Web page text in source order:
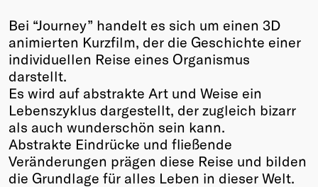
Bei “Journey” handelt es sich um einen 3D
animierten Kurzfilm, der die Geschichte einer
individuellen Reise eines Organismus
darstellt.
Es wird auf abstrakte Art und Weise ein
Lebenszyklus dargestellt, der zugleich bizarr
als auch wunderschön sein kann.
Abstrakte Eindrücke und fließende
Veränderungen prägen diese Reise und bilden
die Grundlage für alles Leben in dieser Welt.